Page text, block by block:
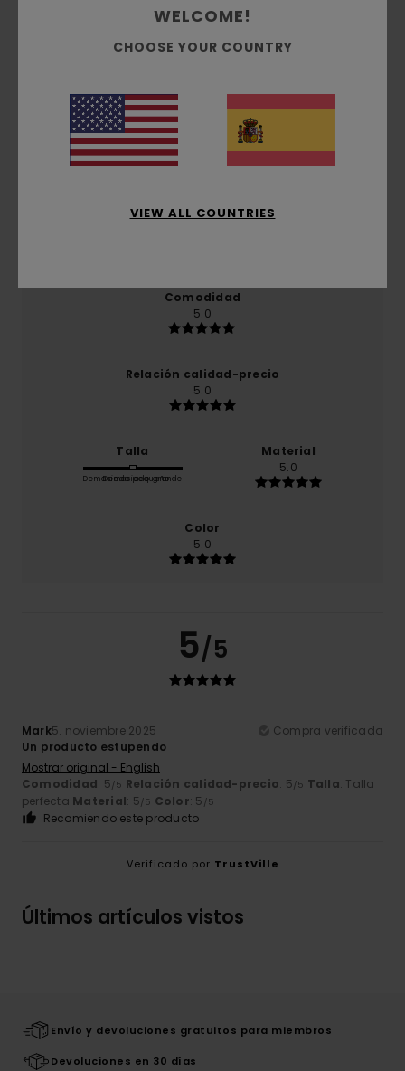
Puntuación media
5.0/5
2025
Comodidad
5.0
Relación calidad-precio
5.0
Talla
Demasiado pequeño
Demasiado grande
Material
5.0
Color
5.0
5/5
Mark5. noviembre 2025
Compra verificada
Un producto estupendo
Mostrar original - English
Comodidad: 5/5 Relación calidad-precio: 5/5 Talla: Talla
perfecta Material: 5/5 Color: 5 /5
Recomiendo este producto
Verificado por TrustVille
Últimos artículos vistos
Envío y devoluciones gratuitos para miembros
Devoluciones en 30 días
WELCOME!
CHOOSE YOUR COUNTRY
VIEW ALL COUNTRIES